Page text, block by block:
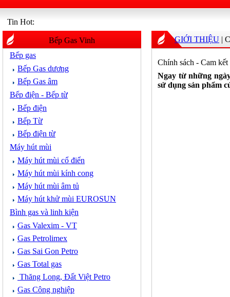
Tin Hot:
Bếp Gas Vinh
Bếp gas
Bếp Gas dương
Bếp Gas âm
Bếp điện - Bếp từ
Bếp điện
Bếp Từ
Bếp điện từ
Máy hút mùi
Máy hút mùi cổ điển
Máy hút mùi kính cong
Máy hút mùi âm tủ
Máy hút khử mùi EUROSUN
Bình gas và linh kiện
Gas Valexim - VT
Gas Petrolimex
Gas Sai Gon Petro
Gas Total gas
Thăng Long, Đất Việt Petro
Gas Công nghiệp
GIỚI THIỆU |
Chính sách - Cam kết
Ngay từ những
sử dụng sản phẩm